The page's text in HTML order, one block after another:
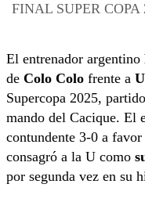
FINAL SUPER COPA
El entrenador argentino
de Colo Colo frente a
Supercopa 2025,
mando del Cacique. El
contundente 3-0 a
consagró a la U como
por segunda vez en su